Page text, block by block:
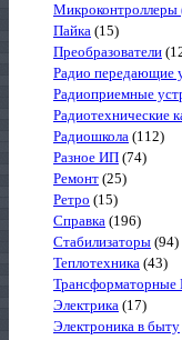
Микроконтроллеры
Пайка (15)
Преобразователи
Радио передающие
Радиоприемные
Радиотехнические
Радиошкола (112)
Разное ИП (74)
Ремонт (25)
Ретро (15)
Справка (196)
Стабилизаторы (94)
Теплотехника (43)
Электрика (17)
Электроника в быту